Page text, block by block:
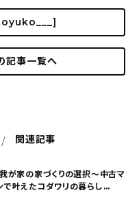
記事一覧へ
関連記事
我が家の家づくりの選択～中古マ
で叶えたコダワリの暮らし